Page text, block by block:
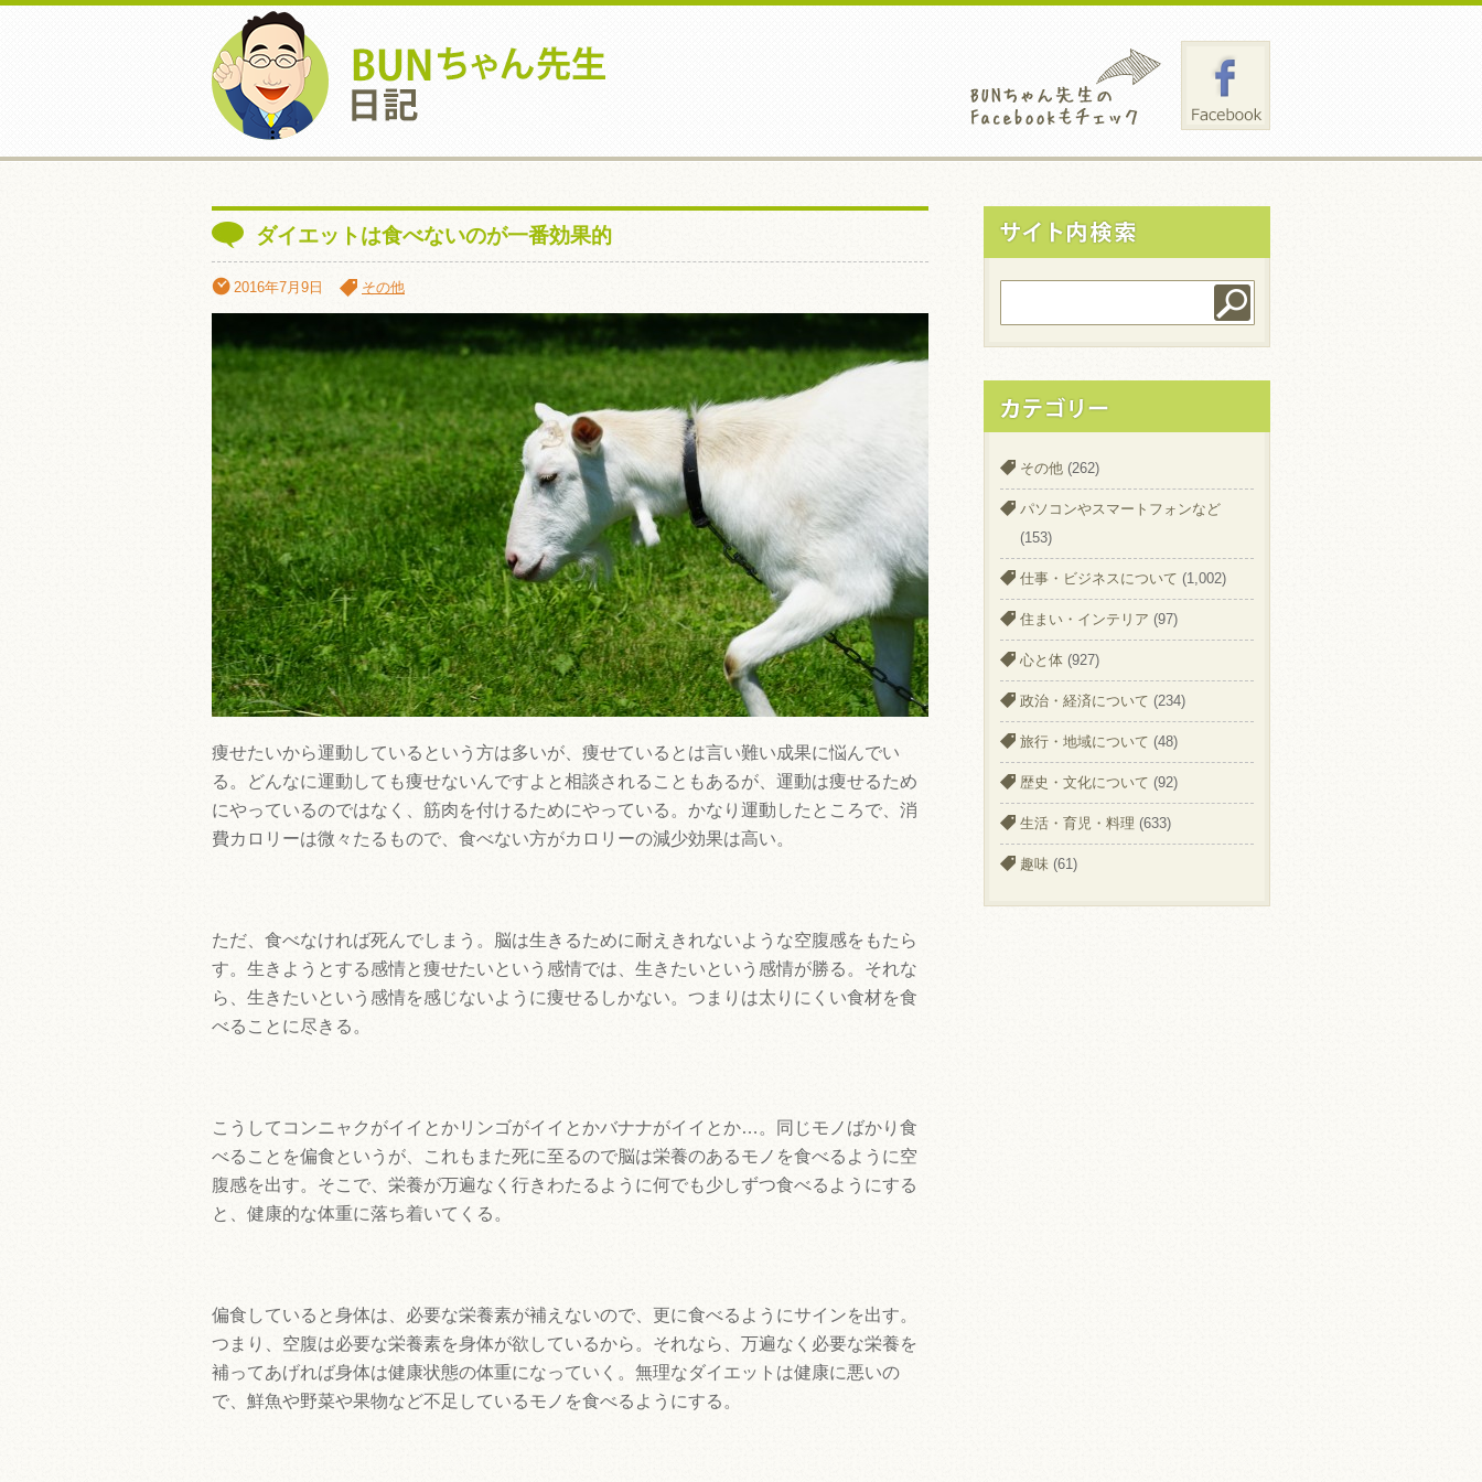
ダイエットは食べないのが一番効果的
2016年7月9日 その他
痩せたいから運動しているという方は多いが、痩せているとは言い難い成果に悩んでい
る。どんなに運動しても痩せないんですよと相談されることもあるが、運動は痩せるため
にやっているのではなく、筋肉を付けるためにやっている。かなり運動したところで、消
費カロリーは微々たるもので、食べない方がカロリーの減少効果は高い。
ただ、食べなければ死んでしまう。脳は生きるために耐えきれないような空腹感をもたら
す。生きようとする感情と痩せたいという感情では、生きたいという感情が勝る。それな
ら、生きたいという感情を感じないように痩せるしかない。つまりは太りにくい食材を食
べることに尽きる。
こうしてコンニャクがイイとかリンゴがイイとかバナナがイイとか…。同じモノばかり食
べることを偏食というが、これもまた死に至るので脳は栄養のあるモノを食べるように空
腹感を出す。そこで、栄養が万遍なく行きわたるように何でも少しずつ食べるようにする
と、健康的な体重に落ち着いてくる。
偏食していると身体は、必要な栄養素が補えないので、更に食べるようにサインを出す。
つまり、空腹は必要な栄養素を身体が欲しているから。それなら、万遍なく必要な栄養を
補ってあげれば身体は健康状態の体重になっていく。無理なダイエットは健康に悪いの
で、鮮魚や野菜や果物など不足しているモノを食べるようにする。
その他 (262)
パソコンやスマートフォンなど
(153)
仕事・ビジネスについて (1,002)
住まい・インテリア (97)
心と体 (927)
政治・経済について (234)
旅行・地域について (48)
歴史・文化について (92)
生活・育児・料理 (633)
趣味 (61)